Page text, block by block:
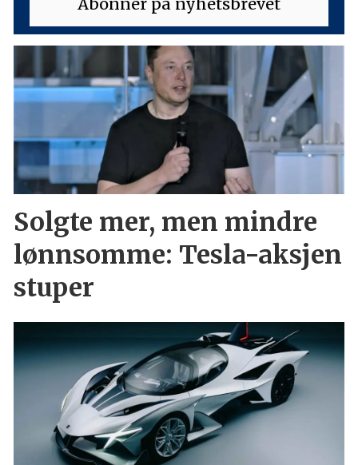
Solgte mer, men mindre
lønnsomme: Tesla-aksjen
stuper